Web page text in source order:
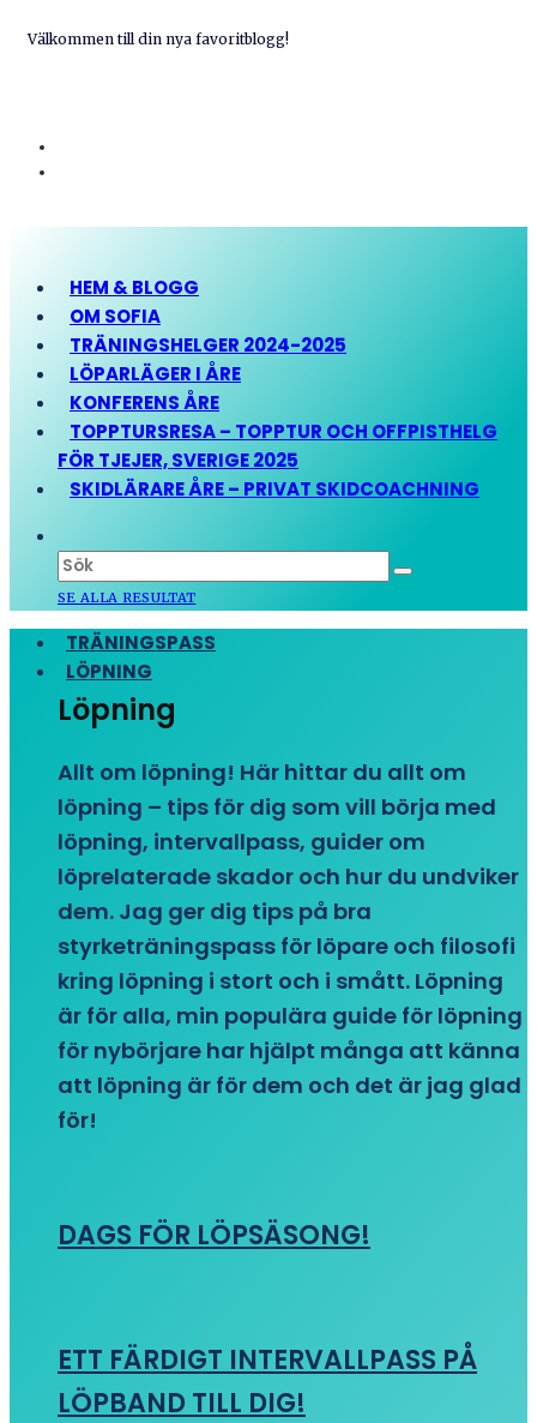
Välkommen till din nya favoritblogg!
HEM & BLOGG
OM SOFIA
TRÄNINGSHELGER 2024-2025
LÖPARLÄGER I ÅRE
KONFERENS ÅRE
TOPPTURSRESA – TOPPTUR OCH OFFPISTHELG
FÖR TJEJER, SVERIGE 2025
SKIDLÄRARE ÅRE – PRIVAT SKIDCOACHNING
SE ALLA RESULTAT
TRÄNINGSPASS
LÖPNING
Löpning
Allt om löpning! Här hittar du allt om
löpning – tips för dig som vill börja med
löpning, intervallpass, guider om
löprelaterade skador och hur du undviker
dem. Jag ger dig tips på bra
styrketräningspass för löpare och filosofi
kring löpning i stort och i smått. Löpning
är för alla, min populära guide för löpning
för nybörjare har hjälpt många att känna
att löpning är för dem och det är jag glad
för!
DAGS FÖR LÖPSÄSONG!
ETT FÄRDIGT INTERVALLPASS PÅ
LÖPBAND TILL DIG!